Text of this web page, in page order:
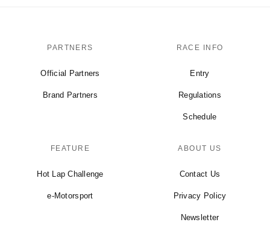
PARTNERS
Official Partners
Brand Partners
RACE INFO
Entry
Regulations
Schedule
FEATURE
Hot Lap Challenge
e-Motorsport
ABOUT US
Contact Us
Privacy Policy
Newsletter